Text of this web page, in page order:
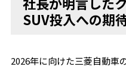
SUV投入への期
2026年に向けた三菱自動車